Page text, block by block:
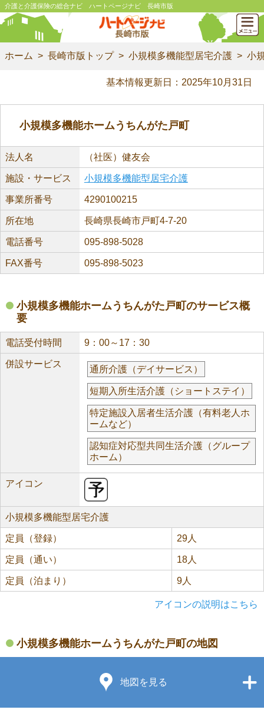
介護と介護保険の総合ナビ ハートページナビ 長崎市版
ホーム 長崎市版トップ 小規模多機能型居宅介護 小
基本情報更新日：2025年10月31日
小規模多機能ホームうちんがた戸町
法人名 （社医）健友会
施設・サービス 小規模多機能型居宅介護
事業所番号 4290100215
所在地 長崎県長崎市戸町4-7-20
電話番号 095-898-5028
FAX番号 095-898-5023
小規模多機能ホームうちんがた戸町のサービス概
要
電話受付時間 9：00～17：30
併設サービス
通所介護（デイサービス）
短期入所生活介護（ショートステイ）
特定施設入居者生活介護（有料老人ホ
ームなど）
認知症対応型共同生活介護（グループ
ホーム）
アイコン
小規模多機能型居宅介護
定員（登録） 29人
定員（通い） 18人
定員（泊まり） 9人
アイコンの説明はこちら
小規模多機能ホームうちんがた戸町の地図
地図を見る